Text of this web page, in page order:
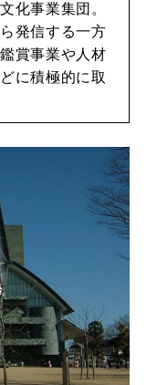
化事業集団。
発信する一方
賞事業や人材
に積極的に取